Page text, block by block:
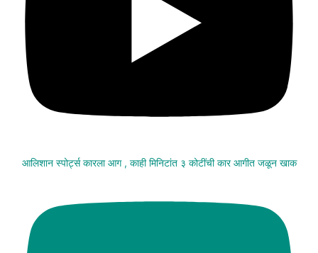
आलिशान स्पोर्ट्स कारला आग , काही मिनिटांत ३ कोटींची कार आगीत जळून खाक